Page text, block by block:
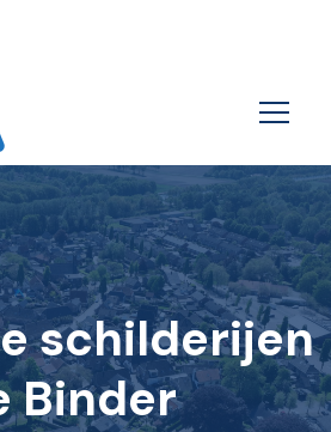
schilderijen
Binder